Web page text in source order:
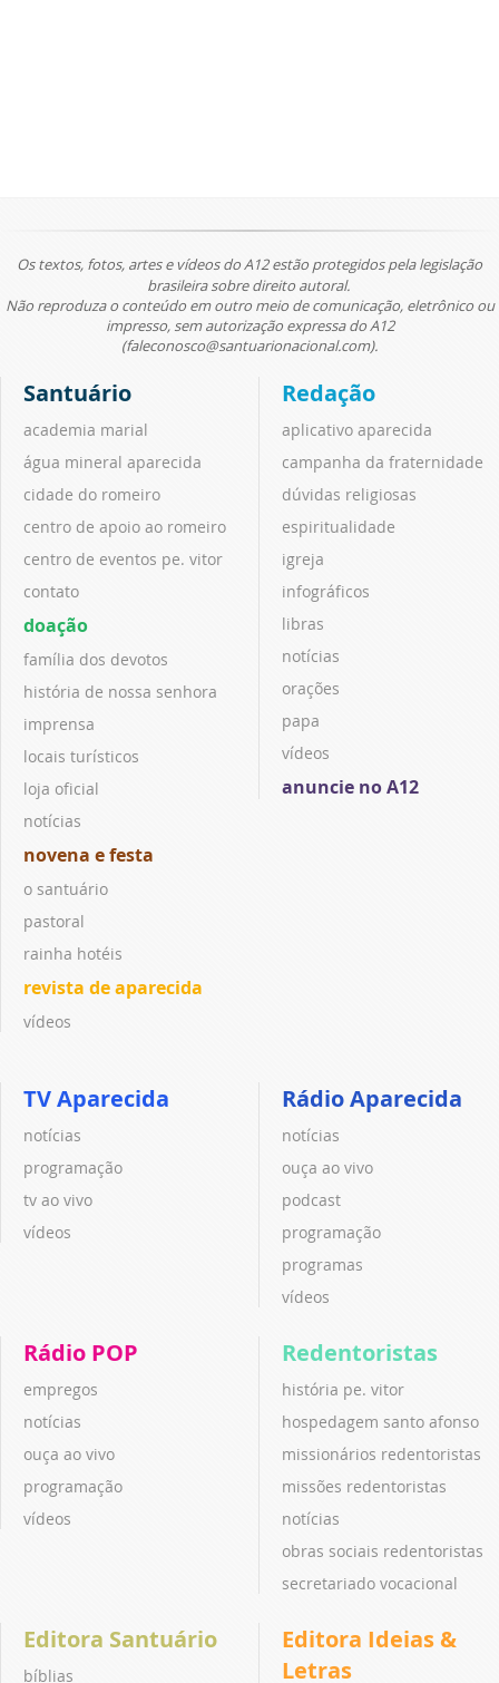
Os textos, fotos, artes e vídeos do A12 estão protegidos pela legislação
brasileira sobre direito autoral.
Não reproduza o conteúdo em outro meio de comunicação, eletrônico ou
impresso, sem autorização expressa do A12
(faleconosco@santuarionacional.com).
Santuário
academia marial
água mineral aparecida
cidade do romeiro
centro de apoio ao romeiro
centro de eventos pe. vitor
contato
doação
família dos devotos
história de nossa senhora
imprensa
locais turísticos
loja oficial
notícias
novena e festa
o santuário
pastoral
rainha hotéis
revista de aparecida
vídeos
Redação
aplicativo aparecida
campanha da fraternidade
dúvidas religiosas
espiritualidade
igreja
infográficos
libras
notícias
orações
papa
vídeos
anuncie no A12
TV Aparecida
notícias
programação
tv ao vivo
vídeos
Rádio Aparecida
notícias
ouça ao vivo
podcast
programação
programas
vídeos
Rádio POP
empregos
notícias
ouça ao vivo
programação
vídeos
Redentoristas
história pe. vitor
hospedagem santo afonso
missionários redentoristas
missões redentoristas
notícias
obras sociais redentoristas
secretariado vocacional
Editora Santuário
bíblias
Editora Ideias &
Letras